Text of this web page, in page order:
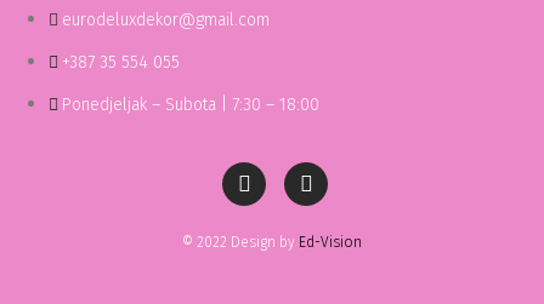
eurodeluxdekor@gmail.com
+387 35 554 055
Ponedjeljak – Subota | 7:30 – 18:00
© 2022 Design by Ed-Vision